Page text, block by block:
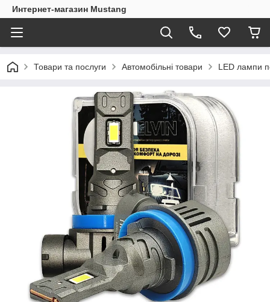
Интернет-магазин Mustang
Товари та послуги Автомобільні товари LED лампи